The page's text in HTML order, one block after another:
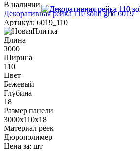
В наличии
Декоративная рейка 110 solid grid 6019
Артикул: 6019_110
Длина
3000
Ширина
110
Цвет
Бежевый
Глубина
18
Размер панели
3000x110x18
Материал реек
Дюрополимер
Цена за: шт